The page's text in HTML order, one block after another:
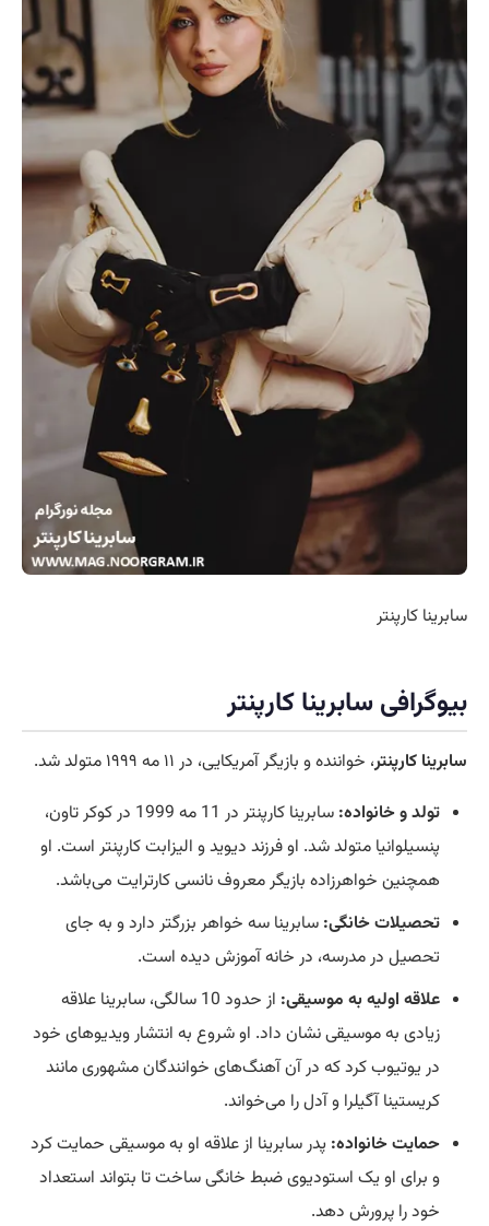
سابرینا کارپنتر
بیوگرافی سابرینا کارپنتر
سابرینا کارپنتر، خواننده و بازیگر آمریکایی، در ۱۱ مه ۱۹۹۹ متولد شد.
تولد و خانواده:
سابرینا کارپنتر در 11 مه 1999 در کوکر تاون،
پنسیلوانیا متولد شد. او فرزند دیوید و الیزابت کارپنتر است. او
همچنین خواهرزاده بازیگر معروف نانسی کارترایت می‌باشد.
تحصیلات خانگی: سابرینا سه خواهر بزرگتر دارد و به جای
تحصیل در مدرسه، در خانه آموزش دیده است.
علاقه اولیه به موسیقی:
از حدود 10 سالگی، سابرینا علاقه
زیادی به موسیقی نشان داد. او شروع به انتشار ویدیوهای خود
در یوتیوب کرد که در آن آهنگ‌های خوانندگان مشهوری مانند
کریستینا آگیلرا و آدل را می‌خواند.
حمایت خانواده: پدر سابرینا از علاقه او به موسیقی حمایت کرد
و برای او یک استودیوی ضبط خانگی ساخت تا بتواند استعداد
خود را پرورش دهد.